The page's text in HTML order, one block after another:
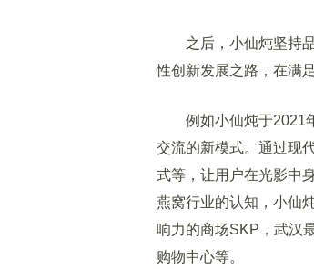
之后，小仙炖坚持品
性创新发展之路，在满
例如小仙炖于2021年
交流的新模式。通过现
式等，让用户在光影中
燕窝行业的认知，小仙
响力的商场SKP，武汉
购物中心等。